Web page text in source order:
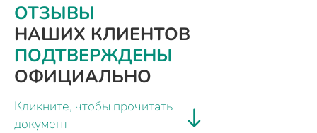
ОТЗЫВЫ
НАШИХ КЛИЕНТОВ
ПОДТВЕРЖДЕНЫ
ОФИЦИАЛЬНО
Кликните, чтобы прочитать
документ